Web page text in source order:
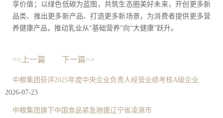
享价值；以绿色低碳为蓝图，共筑生态圈美好未来，开创更多新
品类、推出更多新产品、打造更多新场景，为消费者提供更多营
养健康产品，推动乳业从“基础营养”向“大健康”跃升。
<<上一篇 下一篇>>
中粮集团获评2025年度中央企业负责人经营业绩考核A级企业
2026-07-23
中粮集团旗下中国食品紧急驰援辽宁省凌源市